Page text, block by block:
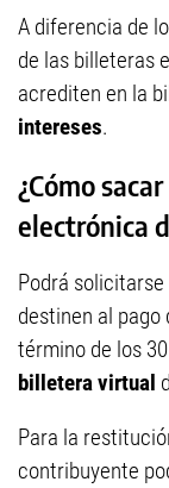
A diferencia de
de las billeteras
acrediten en la
intereses.
¿Cómo
electrónica
Podrá solicitarse
destinen al
término de los
billetera virtual
Para la
contribuyente